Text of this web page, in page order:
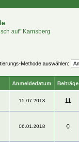
auf" Karnsberg
Methode auswählen:
Anmeldedatum Beiträge
15.07.2013 11
06.01.2018 0